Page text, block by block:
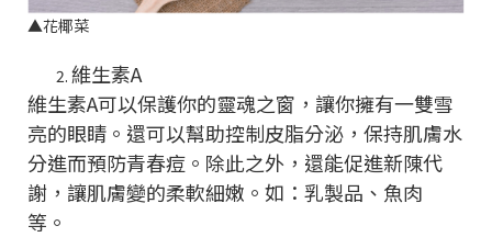
▲花椰菜
維生素A
維生素A可以保護你的靈魂之窗，讓你擁有一雙雪
亮的眼睛。還可以幫助控制皮脂分泌，保持肌膚水
分進而預防青春痘。除此之外，還能促進新陳代
謝，讓肌膚變的柔軟細嫩。如：乳製品、魚肉
等。